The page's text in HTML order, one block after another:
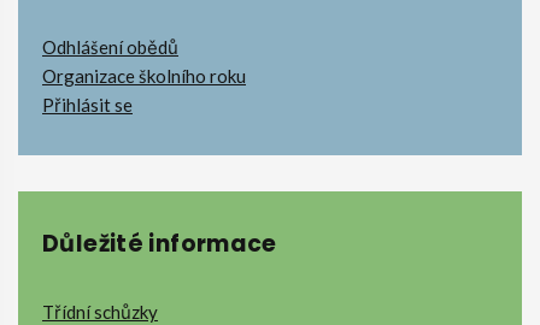
Odhlášení obědů
Organizace školního roku
Přihlásit se
Důležité informace
Třídní schůzky